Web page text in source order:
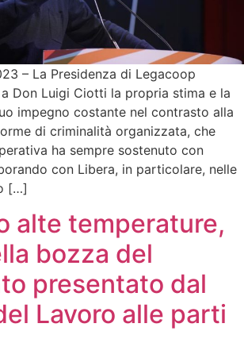
– La Presidenza di Legacoop
Don Luigi Ciotti la propria stima e la
impegno costante nel contrasto alla
di criminalità organizzata, che
ha sempre sostenuto con
con Libera, in particolare, nelle
[…]
alte temperature,
bozza del
presentato dal
Lavoro alle parti